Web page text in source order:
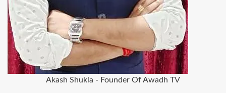
Akash Shukla - Founder Of Awadh TV